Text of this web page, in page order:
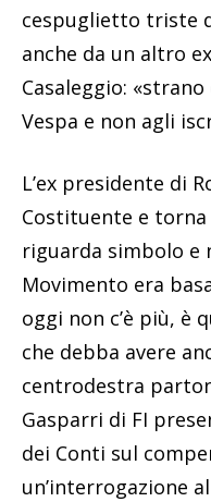
cespuglietto triste
anche da un altro
Casaleggio:
Vespa e non agli
L’ex presidente di
Costituente e
riguarda simbolo e
Movimento era
oggi non c’è più, è
che debba avere
centrodestra
Gasparri di FI
dei Conti sul
un’interrogazione